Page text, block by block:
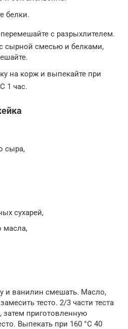
белки.
с разрыхлителем.
сырной смесью и белками,
на корж и выпекайте при
1 час.
сыра,
сухарей,
масла,
и ванилин смешать. Масло,
тесто. 2/3 части теста
приготовленную
Выпекать при 160 °С 40